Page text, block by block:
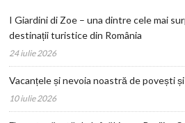
I Giardini di Zoe – una dintre cele mai
destinații turistice din România
24 iulie 2026
Vacanțele și nevoia noastră de povești
10 iulie 2026